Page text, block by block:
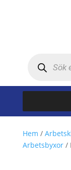
Hem /
Arbetsbyxor/